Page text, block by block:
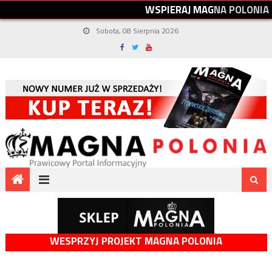
WSPIERAJMAGNAPOLONIA
Sobota, 08 Sierpnia 2026
WESPRZYJ PROJEKT MAGNA POLONIA